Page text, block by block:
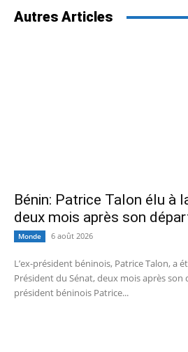
Autres Articles
Bénin: Patrice Talon élu à
deux mois après son
Monde 6 août 2026
L’ex-président béninois, Patrice Talon, a
Président du Sénat, deux mois après
président béninois Patrice...